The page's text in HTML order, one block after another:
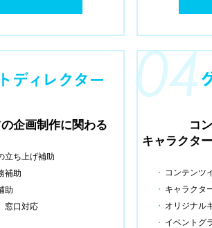
企画制作に関わる
立ち上げ補助
補助
助
窓口対応
コ
キャラクタ
コンテンツ
キャラクタ
オリジナル
イベントグ